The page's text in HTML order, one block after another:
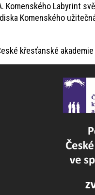
Komenského Labyrint
Komenského
křesťanské